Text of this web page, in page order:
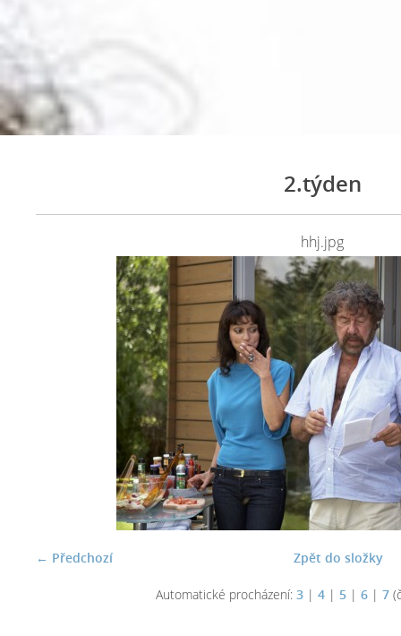
2.týden
hhj.jpg
← Předchozí Zpět do složky
Automatické procházení: 3| 4| 5| 6| 7